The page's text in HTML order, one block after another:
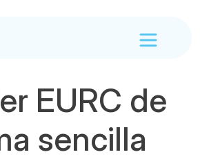
EURC de
sencilla